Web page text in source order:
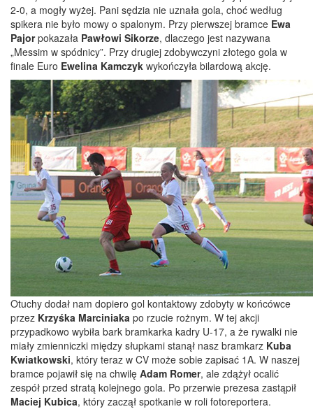
2-0, a mogły wyżej. Pani sędzia nie uznała gola, choć według
spikera nie było mowy o spalonym. Przy pierwszej bramce Ewa
Pajorpokazała Pawłowi Sikorze, dlaczego jest nazywana
„Messim w spódnicy”. Przy drugiej zdobywczyni złotego gola w
finale Euro Ewelina Kamczyk wykończyła bilardową akcję.
Otuchy dodał nam dopiero gol kontaktowy zdobyty w końcówce
przez Krzyśka Marciniaka po rzucie rożnym. W tej akcji
przypadkowo wybiła bark bramkarka kadry U-17, a że rywalki nie
miały zmienniczki między słupkami stanął nasz bramkarz Kuba
Kwiatkowski, który teraz w CV może sobie zapisać 1A. W naszej
bramce pojawił się na chwilę Adam Romer, ale zdążył ocalić
zespół przed stratą kolejnego gola. Po przerwie prezesa zastąpił
Maciej Kubica, który zaczął spotkanie w roli fotoreportera.